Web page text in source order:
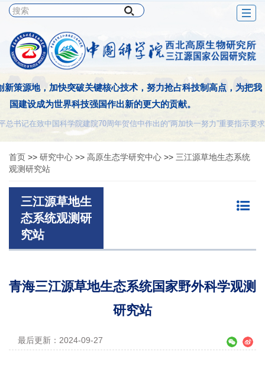
新策源地，加快突破关键核心技术，努力抢占科技制高点，为把我
国建设成为世界科技强国作出新的更大的贡献。
书记在致中国科学院建院70周年贺信中作出的“两加快一努力”重要指示要求
首页 >> 研究中心 >> 高原生态学研究中心 >> 三江源草地生态系统
观测研究站
三江源草地生
态系统观测研
究站
青海三江源草地生态系统国家野外科学观测
研究站
最后更新：2024-09-27